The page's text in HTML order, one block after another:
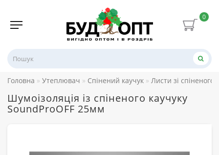
0
Головна Утеплювач Спінений каучук Листи зі спіненого
Шумоізоляція із спіненого каучуку
SoundProOFF 25мм